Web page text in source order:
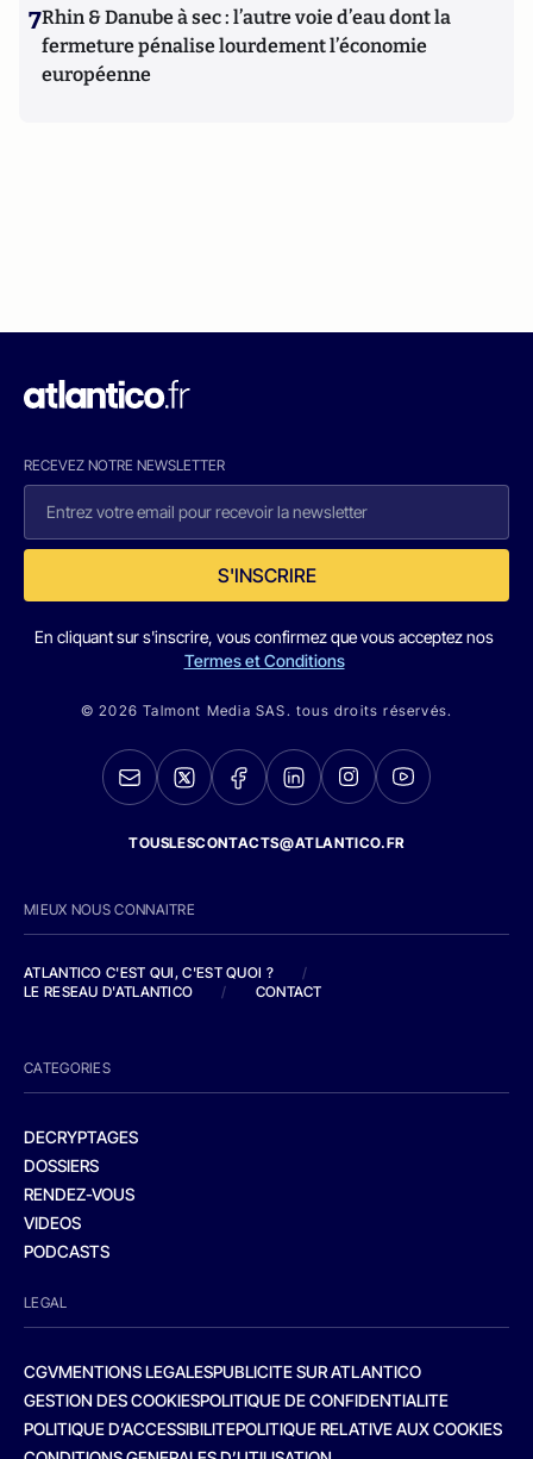
7Rhin & Danube à sec : l’autre voie d’eau dont la
fermeture pénalise lourdement l’économie
européenne
RECEVEZ NOTRE NEWSLETTER
S'INSCRIRE
En cliquant sur s'inscrire, vous confirmez que vous acceptez nos
Termes et Conditions
© 2026 Talmont Media SAS. tous droits réservés.
TOUSLESCONTACTS@ATLANTICO.FR
MIEUX NOUS CONNAITRE
ATLANTICO C'EST QUI, C'EST QUOI ?
/
LE RESEAU D'ATLANTICO
/ CONTACT
CATEGORIES
DECRYPTAGES
DOSSIERS
RENDEZ-VOUS
VIDEOS
PODCASTS
LEGAL
CGVMENTIONS LEGALESPUBLICITE SUR ATLANTICO
GESTION DES COOKIESPOLITIQUE DE CONFIDENTIALITE
POLITIQUE D’ACCESSIBILITEPOLITIQUE RELATIVE AUX COOKIES